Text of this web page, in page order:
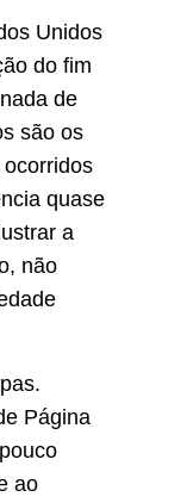
Unidos
do fim
de
são os
quase
a
não
Página
ao